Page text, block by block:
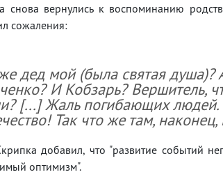
снова вернулись к воспоминанию
сожаления:
дед мой (была святая
И Кобзарь? Вершитель,
[...] Жаль погибающих
Так что же там,
добавил, что "развитие событий
оптимизм".